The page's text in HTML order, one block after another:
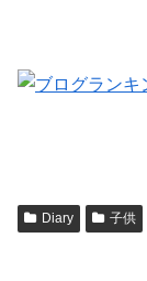
Diary 子供